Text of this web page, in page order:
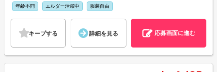
年齢不問 エルダー活躍中 服装自由
キープする 詳細を見る 応募画面に進む